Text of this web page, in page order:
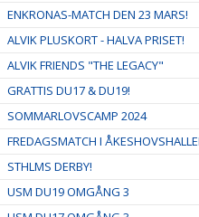
ENKRONAS-MATCH DEN 23 MARS!
ALVIK PLUSKORT - HALVA PRISET!
ALVIK FRIENDS "THE LEGACY"
GRATTIS DU17 & DU19!
SOMMARLOVSCAMP 2024
FREDAGSMATCH I
STHLMS DERBY!
USM DU19 OMGÅNG 3